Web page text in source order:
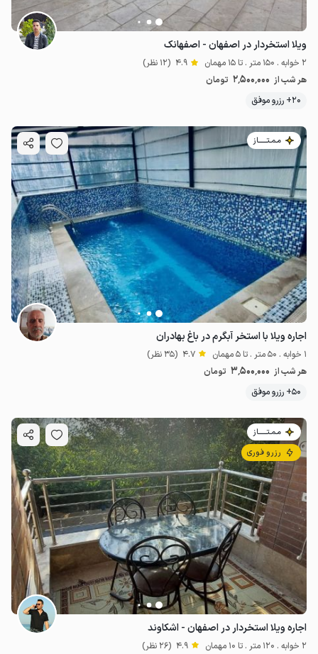
ویلا استخردار در اصفهان - اصفهانک
2 خوابه . 150 متر . تا 15 مهمان 4.9 (12 نظر)
هر شب از 2٬500٬000 تومان
20+ رزرو موفق
مـمـتــــــاز
اجاره ویلا با استخر آبگرم در باغ بهادران
1 خوابه . 50 متر . تا 5 مهمان 4.7 (35 نظر)
هر شب از 3٬500٬000 تومان
50+ رزرو موفق
مـمـتــــــاز
رزرو فوری
اجاره ویلا استخردار در اصفهان - اشکاوند
2 خوابه . 120 متر . تا 10 مهمان 4.9 (26 نظر)